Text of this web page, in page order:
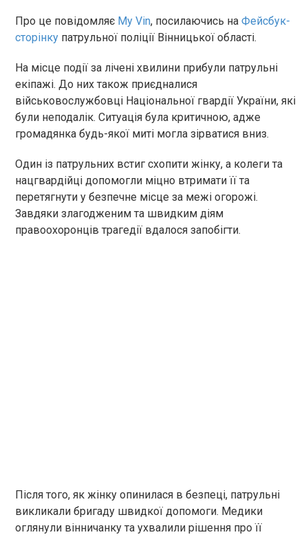
Про це повідомляє My Vin, посилаючись на Фейсбук-
сторінку патрульної поліції Вінницької області.
На місце події за лічені хвилини прибули патрульні
екіпажі. До них також приєдналися
військовослужбовці Національної гвардії України, які
були неподалік. Ситуація була критичною, адже
громадянка будь-якої миті могла зірватися вниз.
Один із патрульних встиг схопити жінку, а колеги та
нацгвардійці допомогли міцно втримати її та
перетягнути у безпечне місце за межі огорожі.
Завдяки злагодженим та швидким діям
правоохоронців трагедії вдалося запобігти.
Після того, як жінку опинилася в безпеці, патрульні
викликали бригаду швидкої допомоги. Медики
оглянули вінничанку та ухвалили рішення про її